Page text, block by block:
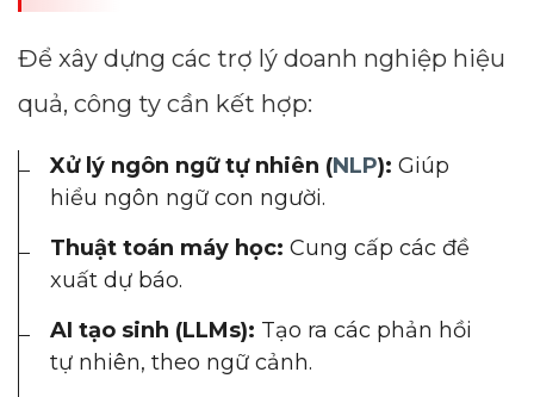
Để xây dựng các trợ lý doanh nghiệp hiệu
quả, công ty cần kết hợp:
Xử lý ngôn ngữ tự nhiên (NLP): Giúp
hiểu ngôn ngữ con người.
Thuật toán máy học: Cung cấp các đề
xuất dự báo.
AI tạo sinh (LLMs): Tạo ra các phản hồi
tự nhiên, theo ngữ cảnh.